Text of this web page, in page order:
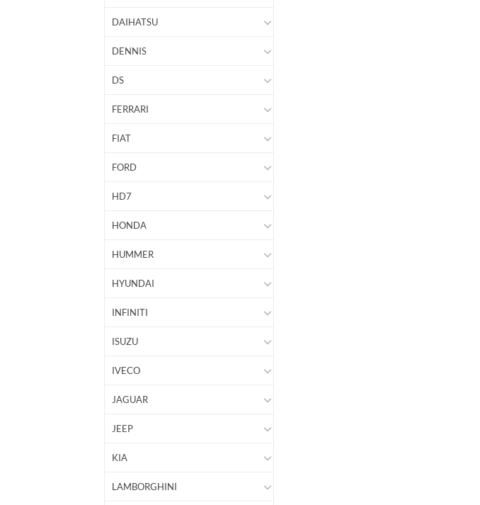
DAIHATSU
DENNIS
DS
FERRARI
FIAT
FORD
HD7
HONDA
HUMMER
HYUNDAI
INFINITI
ISUZU
IVECO
JAGUAR
JEEP
KIA
LAMBORGHINI